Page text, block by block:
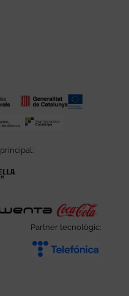
nueva ventanaAbre en nueva
nueva ventana
Partner tecnològic: